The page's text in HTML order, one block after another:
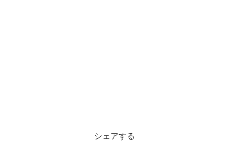
シェアする